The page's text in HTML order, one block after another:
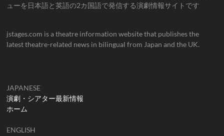
ューを日本語と英語の2カ国語で発信する演劇情報サイトです
jstages.com is a theatre information website that publishes the
latest theatre-related news in bilingual from Japan and the UK.
JAPANESE
演劇・シアター最新情報
ホーム
ENGLISH